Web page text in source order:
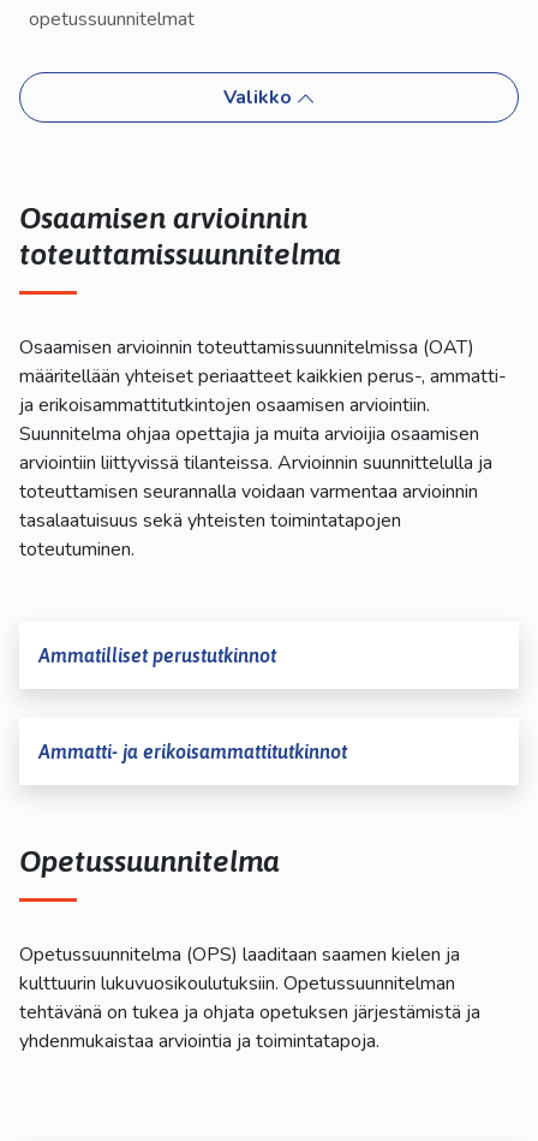
jaopetussuunnitelmat
Valikko
Osaamisen arvioinnin
toteuttamissuunnitelma
Osaamisen arvioinnin toteuttamissuunnitelmissa (OAT)
määritellään yhteiset periaatteet kaikkien perus-, ammatti-
ja erikoisammattitutkintojen osaamisen arviointiin.
Suunnitelma ohjaa opettajia ja muita arvioijia osaamisen
arviointiin liittyvissä tilanteissa. Arvioinnin suunnittelulla ja
toteuttamisen seurannalla voidaan varmentaa arvioinnin
tasalaatuisuus sekä yhteisten toimintatapojen
toteutuminen.
Ammatilliset perustutkinnot
Ammatti- ja erikoisammattitutkinnot
Opetussuunnitelma
Opetussuunnitelma (OPS) laaditaan saamen kielen ja
kulttuurin lukuvuosikoulutuksiin. Opetussuunnitelman
tehtävänä on tukea ja ohjata opetuksen järjestämistä ja
yhdenmukaistaa arviointia ja toimintatapoja.